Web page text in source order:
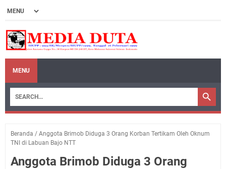
MENU
Beranda / Anggota Brimob Diduga 3 Orang Korban Tertikam Oleh Oknum
TNI di Labuan Bajo NTT
Anggota Brimob Diduga 3 Orang